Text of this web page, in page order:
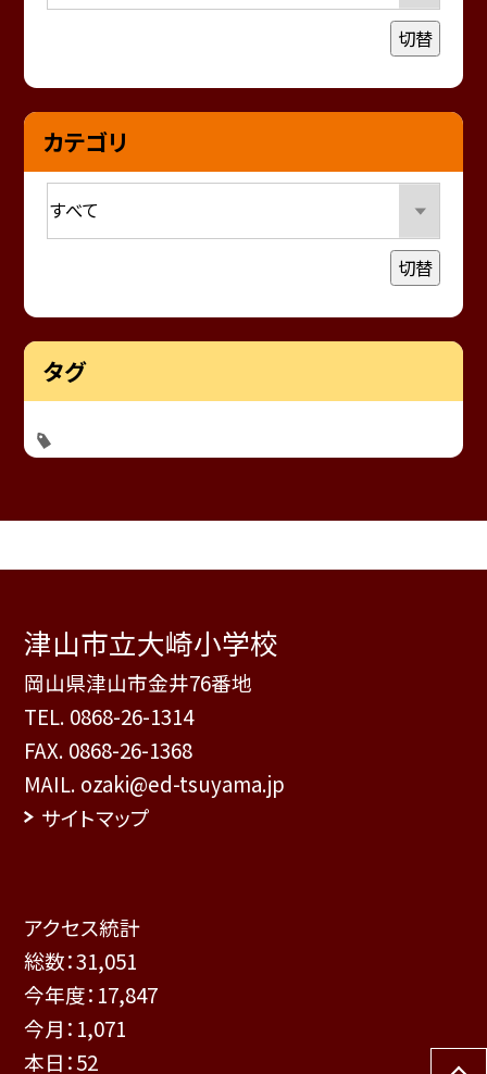
切替
カテゴリ
切替
タグ
津山市立大崎小学校
岡山県津山市金井76番地
TEL. 0868-26-1314
FAX. 0868-26-1368
MAIL. ozaki@ed-tsuyama.jp
サイトマップ
アクセス統計
総数：31,051
今年度： 17,847
今月： 1,071
本日：52